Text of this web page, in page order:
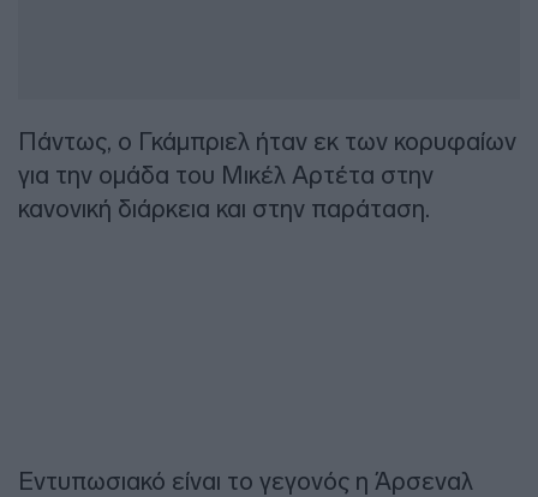
Πάντως, ο Γκάμπριελ ήταν εκ των κορυφαίων
για την ομάδα του Μικέλ Αρτέτα στην
κανονική διάρκεια και στην παράταση.
Εντυπωσιακό είναι το γεγονός η Άρσεναλ